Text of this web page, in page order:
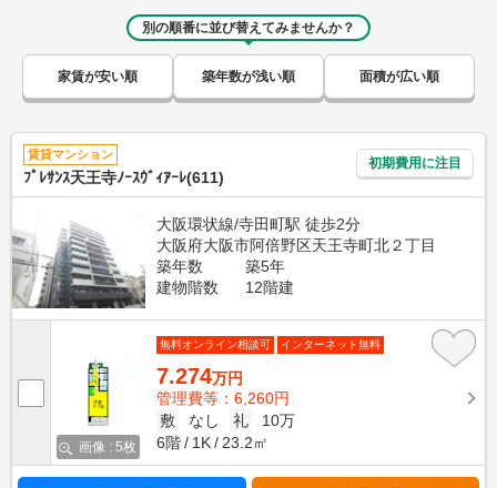
別の順番に並び替えてみませんか？
家賃が安い順 築年数が浅い順 面積が広い順
賃貸マンション
ﾌﾟﾚｻﾝｽ天王寺ﾉｰｽｳﾞｨｱｰﾚ(611)
初期費用に注目
大阪環状線/寺田町駅 徒歩2分
大阪府大阪市阿倍野区天王寺町北２丁目
築年数
築5年
建物階数
12階建
画像 : 5枚
無料オンライン相談可 インターネット無料
7.274万円
管理費等：6,260円
敷
なし 礼
10万
6階
1K 23.2㎡